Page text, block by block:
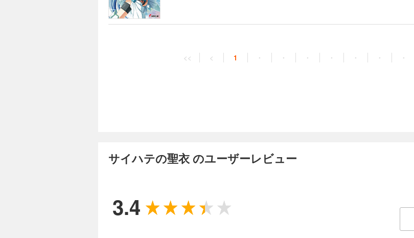
MAGAZINE』 の人気作品、文庫第二弾！
<< < 1 ・ ・ ・ ・ ・ ・ ・
サイハテの聖衣 のユーザーレビュー
3.4